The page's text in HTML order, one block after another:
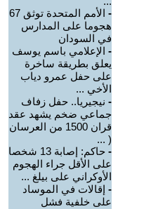
-
الأمم المتحدة توثق 67
هجوما على المدارس
في السودان
- الإعلامي باسم يوسف
يعلق بطريقة ساخرة
على حفل عمرو دياب
الأخي ...
- نيجيريا.. حفل زفاف
جماعي ضخم يشهد عقد
قران 1500 من العرسان
( ...
-
حاكم: إصابة 13 شخصا
على الأقل جراء الهجوم
الأوكراني على بيلغ ...
- إقالات في الموساد
على خلفية فشل